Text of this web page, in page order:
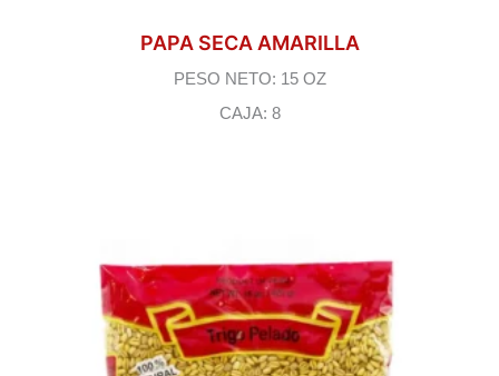
PAPA SECA AMARILLA
PESO NETO: 15 OZ
CAJA: 8